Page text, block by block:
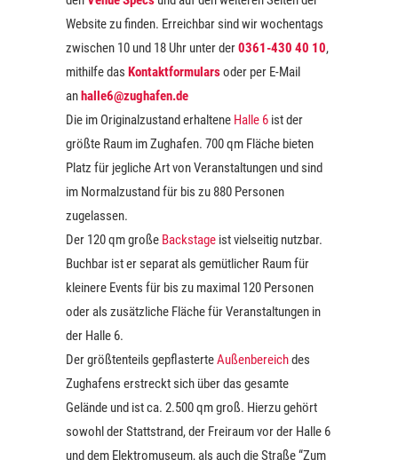
n
d
A
n
s
i
c
t
e
n
N
a
v
i
-
g
n
l
t
u
n
g
e
n
Website zu finden. Erreichbar sind wir wochentags
zwischen 10 und 18 Uhr unter der0361-430 40 10,
mithilfe das Kontaktformularsoder per E-Mail
anhalle6@zughafen.de
Die im Originalzustand erhaltene Halle 6 ist der
größte Raum im Zughafen. 700 qm Fläche bieten
Platz für jegliche Art von Veranstaltungen und sind
im Normalzustand für bis zu 880 Personen
zugelassen.
Der 120 qm große Backstage ist vielseitig nutzbar.
Buchbar ist er separat als gemütlicher Raum für
kleinere Events für bis zu maximal 120 Personen
oder als zusätzliche Fläche für Veranstaltungen in
der Halle 6.
Der größtenteils gepflasterteAußenbereichdes
Zughafens erstreckt sich über das gesamte
Gelände und ist ca. 2.500 qm groß. Hierzu gehört
sowohl der Stattstrand, der Freiraum vor der Halle 6
und dem Elektromuseum, als auch die Straße “Zum